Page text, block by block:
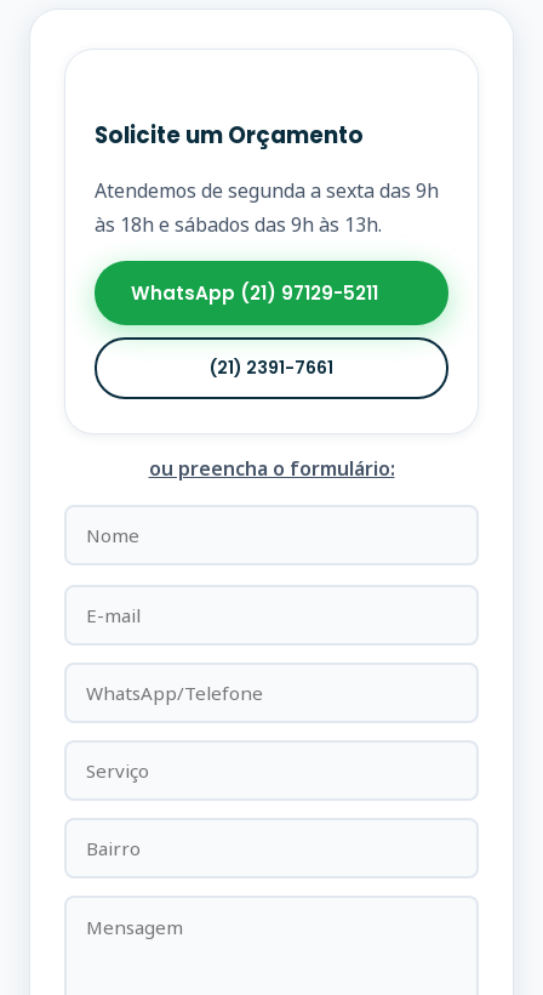
Solicite um Orçamento
Atendemos de segunda a sexta das 9h
às 18h e sábados das 9h às 13h.
WhatsApp (21) 97129-5211
(21) 2391-7661
ou preencha o formulário: